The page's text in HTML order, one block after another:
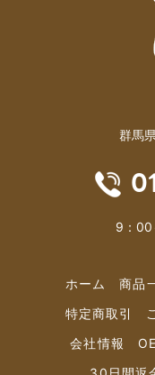
群馬
9：00
ホーム 商品
特定商取引
会社情報